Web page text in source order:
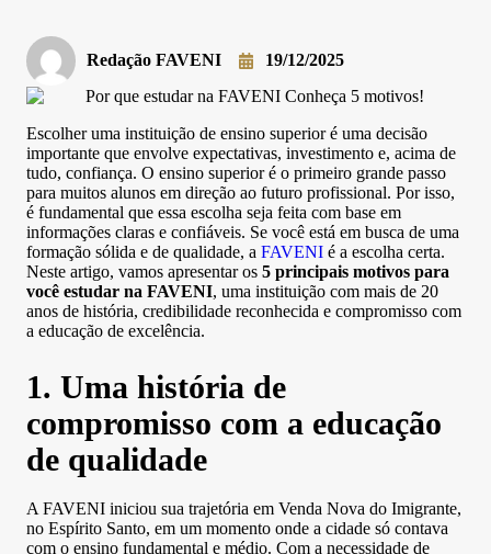
Redação FAVENI 19/12/2025
Escolher uma instituição de ensino superior é uma decisão
importante que envolve expectativas, investimento e, acima de
tudo, confiança. O ensino superior é o primeiro grande passo
para muitos alunos em direção ao futuro profissional. Por isso,
é fundamental que essa escolha seja feita com base em
informações claras e confiáveis. Se você está em busca de uma
formação sólida e de qualidade, a FAVENI é a escolha certa.
Neste artigo, vamos apresentar os 5 principais motivos para
você estudar na FAVENI, uma instituição com mais de 20
anos de história, credibilidade reconhecida e compromisso com
a educação de excelência.
1. Uma história de
compromisso com a educação
de qualidade
A FAVENI iniciou sua trajetória em Venda Nova do Imigrante,
no Espírito Santo, em um momento onde a cidade só contava
com o ensino fundamental e médio. Com a necessidade de